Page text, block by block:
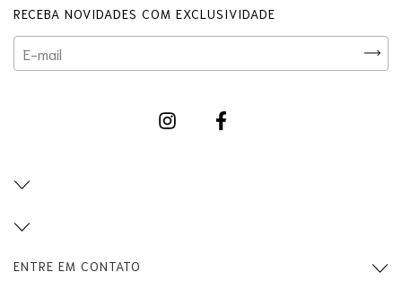
RECEBA NOVIDADES COM EXCLUSIVIDADE
ENTRE EM CONTATO